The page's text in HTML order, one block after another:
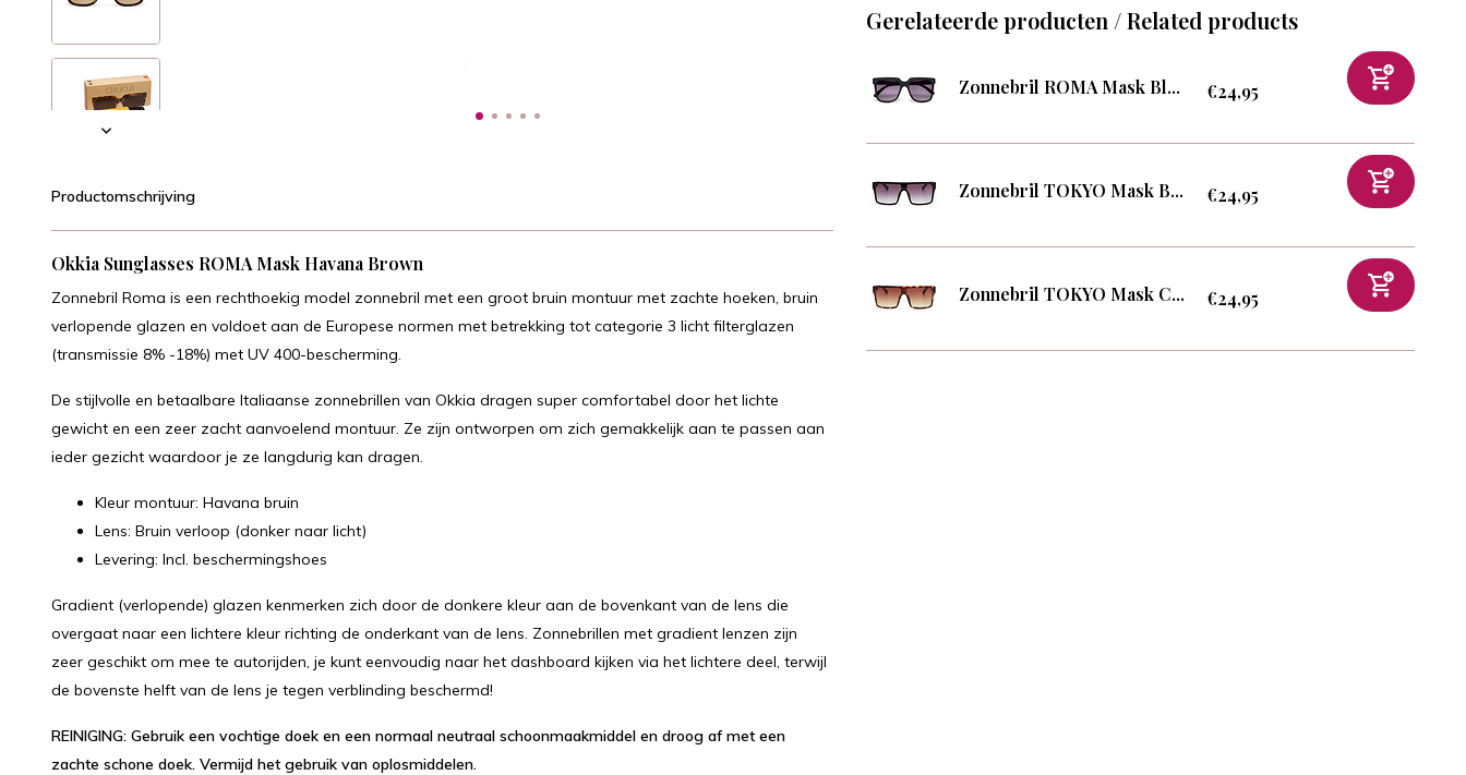
Productomschrijving
Okkia Sunglasses ROMA Mask Havana Brown
Zonnebril Roma is een rechthoekig model zonnebril met een groot bruin montuur met zachte hoeken, bruin
verlopende glazen en voldoet aan de Europese normen met betrekking tot categorie 3 licht filterglazen
(transmissie 8% -18%) met UV 400-bescherming.
De stijlvolle en betaalbare Italiaanse zonnebrillen van Okkia dragen super comfortabel door het lichte
gewicht en een zeer zacht aanvoelend montuur. Ze zijn ontworpen om zich gemakkelijk aan te passen aan
ieder gezicht waardoor je ze langdurig kan dragen.
Kleur montuur: Havana bruin
Lens: Bruin verloop (donker naar licht)
Levering: Incl. beschermingshoes
Gradient (verlopende) glazen kenmerken zich door de donkere kleur aan de bovenkant van de lens die
overgaat naar een lichtere kleur richting de onderkant van de lens. Zonnebrillen met gradient lenzen zijn
zeer geschikt om mee te autorijden, je kunt eenvoudig naar het dashboard kijken via het lichtere deel, terwijl
de bovenste helft van de lens je tegen verblinding beschermd!
REINIGING: Gebruik een vochtige doek en een normaal neutraal schoonmaakmiddel en droog af met een
zachte schone doek. Vermijd het gebruik van oplosmiddelen.
Gerelateerde producten / Related products
Zonnebril ROMA Mask Bl... €24,95
Zonnebril TOKYO Mask B... €24,95
Zonnebril TOKYO Mask C... €24,95